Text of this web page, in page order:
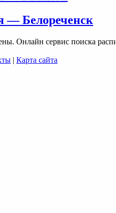
— Белореченск
Онлайн сервис поиска
| Карта сайта